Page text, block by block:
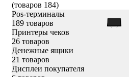
(товаров 184)
Pos-терминалы
189 товаров
Принтеры чеков
26 товаров
Денежные ящики
21 товаров
Дисплеи покупателя